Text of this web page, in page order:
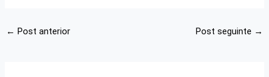
← Post anterior Post seguinte →